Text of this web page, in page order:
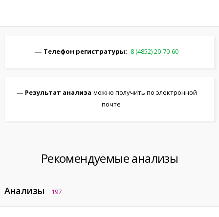
Телефон регистратуры: 8 (4852) 20-70-60
Результат анализа можно получить по электронной
почте
Рекомендуемые анализы
Анализы 197